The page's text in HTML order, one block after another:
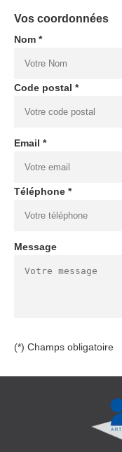
Vos coordonnées
Nom *
Code postal *
Email *
Téléphone *
Message
(*) Champs obligatoire